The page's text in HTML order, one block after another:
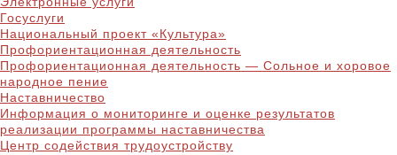
Госуслуги
Национальный проект «Культура»
Профориентационная деятельность
Профориентационная деятельность — Сольное и хоровое
народное пение
Наставничество
Информация о мониторинге и оценке результатов
реализации программы наставничества
Центр содействия трудоустройству